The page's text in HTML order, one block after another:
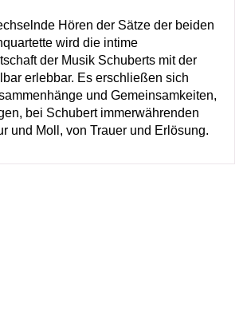
Hören der Sätze der beiden
wird die intime
der Musik Schuberts mit der
erlebbar. Es erschließen sich
und Gemeinsamkeiten,
bei Schubert immerwährenden
und Moll, von Trauer und Erlösung.